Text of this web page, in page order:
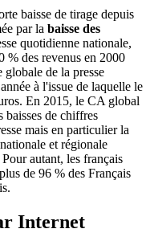
baisse de tirage depuis
par la baisse des
quotidienne nationale,
% des revenus en 2000
de la presse
à l'issue de laquelle le
En 2015, le CA global
baisses de chiffres
mais en particulier la
et régionale
autant, les français
de 96 % des Français
Internet